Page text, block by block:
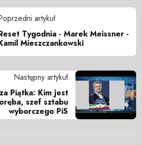
artykuł
Tygodnia - Marek Meissner -
Mieszczankowski
Następny artykuł
Piątka: Kim jest
szef sztabu
wyborczego PiS